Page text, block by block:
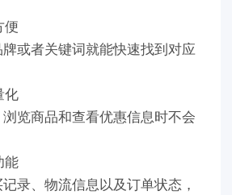
便
或者关键词就能快速找到对应
化
览商品和查看优惠信息时不会
能
录、物流信息以及订单状态，